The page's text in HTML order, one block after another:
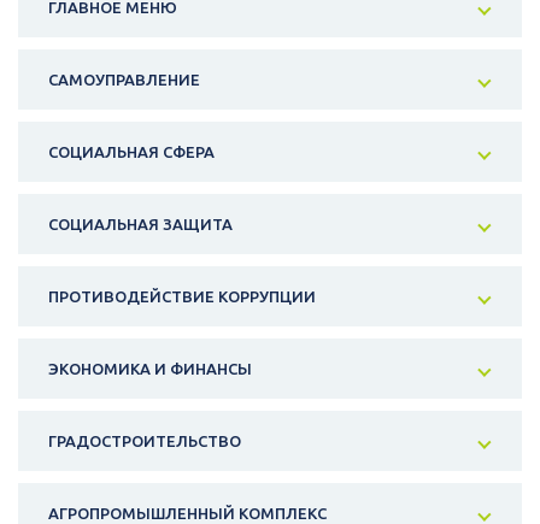
ГЛАВНОЕ МЕНЮ
САМОУПРАВЛЕНИЕ
СОЦИАЛЬНАЯ СФЕРА
СОЦИАЛЬНАЯ ЗАЩИТА
ПРОТИВОДЕЙСТВИЕ КОРРУПЦИИ
ЭКОНОМИКА И ФИНАНСЫ
ГРАДОСТРОИТЕЛЬСТВО
АГРОПРОМЫШЛЕННЫЙ КОМПЛЕКС